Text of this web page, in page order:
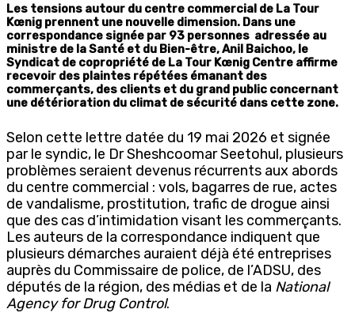
Les tensions autour du centre commercial de La Tour
Kœnig prennent une nouvelle dimension. Dans une
correspondance signée par 93 personnes adressée au
ministre de la Santé et du Bien-être, Anil Baichoo, le
Syndicat de copropriété de La Tour Kœnig Centre affirme
recevoir des plaintes répétées émanant des
commerçants, des clients et du grand public concernant
une détérioration du climat de sécurité dans cette zone.
Selon cette lettre datée du 19 mai 2026 et signée
par le syndic, le Dr Sheshcoomar Seetohul, plusieurs
problèmes seraient devenus récurrents aux abords
du centre commercial : vols, bagarres de rue, actes
de vandalisme, prostitution, trafic de drogue ainsi
que des cas d’intimidation visant les commerçants.
Les auteurs de la correspondance indiquent que
plusieurs démarches auraient déjà été entreprises
auprès du Commissaire de police, de l’ADSU, des
députés de la région, des médias et de la National
Agency for Drug Control.